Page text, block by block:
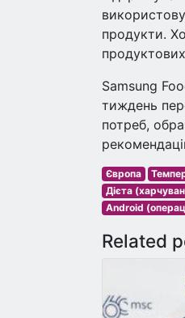
продукти.
Samsung
тиждень
потреб,
Європа
Дієта
Android
Related